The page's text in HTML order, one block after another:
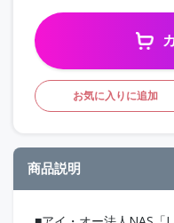
お気に入りに追加
商品説明